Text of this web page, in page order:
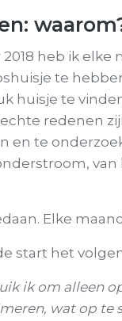
heb ik
te
huisje te
redenen
en te
van
Elke
start het
ik om alleen
wat op te